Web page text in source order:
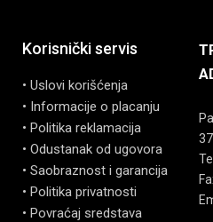
Korisnički servis
• Uslovi korišćenja
• Informacije o placanju
• Politika reklamacija
• Odustanak od ugovora
• Saobraznost i garancija
• Politika privatnosti
• Povraćaj sredstava